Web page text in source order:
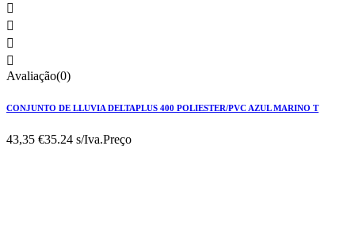




Avaliação(0)
CONJUNTO DE LLUVIA DELTAPLUS 400 POLIESTER/PVC AZUL MARINO T
43,35 €35.24 s/Iva.Preço